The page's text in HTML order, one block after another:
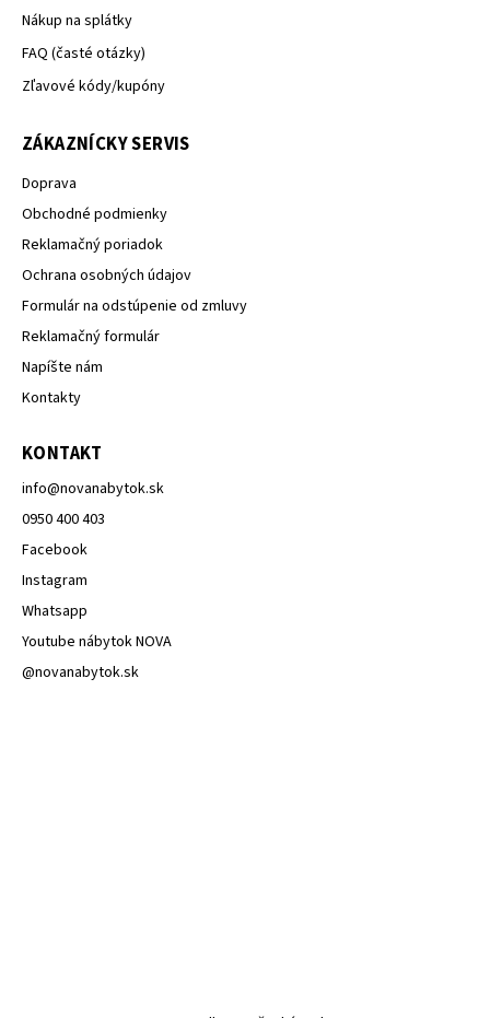
Nákup na splátky
FAQ (časté otázky)
Zľavové kódy/kupóny
ZÁKAZNÍCKY SERVIS
Doprava
Obchodné podmienky
Reklamačný poriadok
Ochrana osobných údajov
Formulár na odstúpenie od zmluvy
Reklamačný formulár
Napíšte nám
Kontakty
KONTAKT
info@novanabytok.sk
0950 400 403
Facebook
Instagram
Whatsapp
Youtube nábytok NOVA
@novanabytok.sk